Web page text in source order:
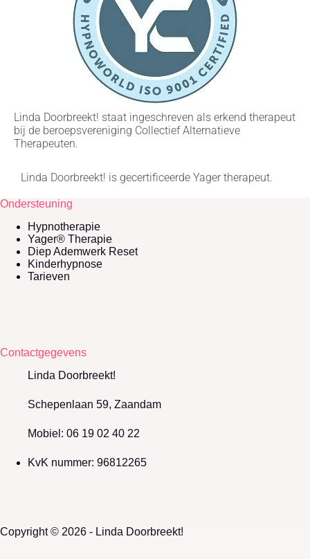
Linda Doorbreekt! staat ingeschreven als erkend therapeut
bij de beroepsvereniging Collectief Alternatieve
Therapeuten.
Linda Doorbreekt! is gecertificeerde Yager therapeut.
Ondersteuning
Hypnotherapie
Yager® Therapie
Diep Ademwerk Reset
Kinderhypnose
Tarieven
Contactgegevens
Linda Doorbreekt!
Schepenlaan 59, Zaandam
Mobiel: 06 19 02 40 22
KvK nummer: 96812265
Copyright © 2026 - Linda Doorbreekt!